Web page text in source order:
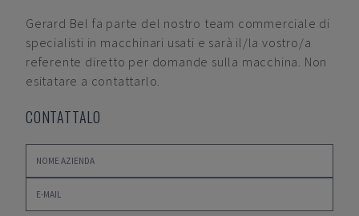
Gerard Bel fa parte del nostro team commerciale di
specialisti in macchinari usati e sarà il/la vostro/a
referente diretto per domande sulla macchina. Non
esitatare a contattarlo.
CONTATTALO